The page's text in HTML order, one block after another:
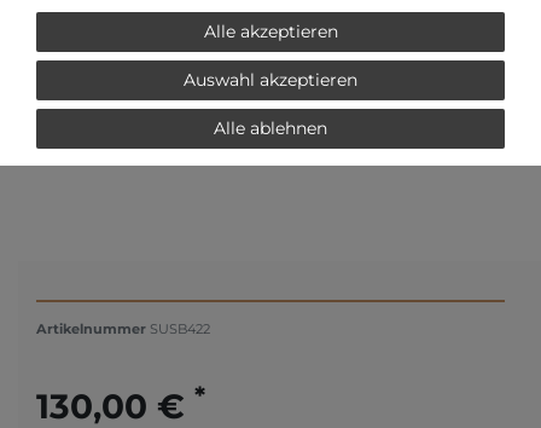
- Durchmesser (ohne Krone) in mm / Zoll: 42,00 / 1,65
- Höhe in mm / Zoll: 14,00 / 0,55
- Wasserdicht bis (bar): 3,00
Artikelnummer SUSB422
130,00 € *
Alle akzeptieren
Auswahl akzeptieren
Alle ablehnen